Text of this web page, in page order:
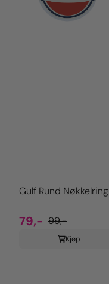
Gulf Rund Nøkkelring
79,- 99,-
Kjøp